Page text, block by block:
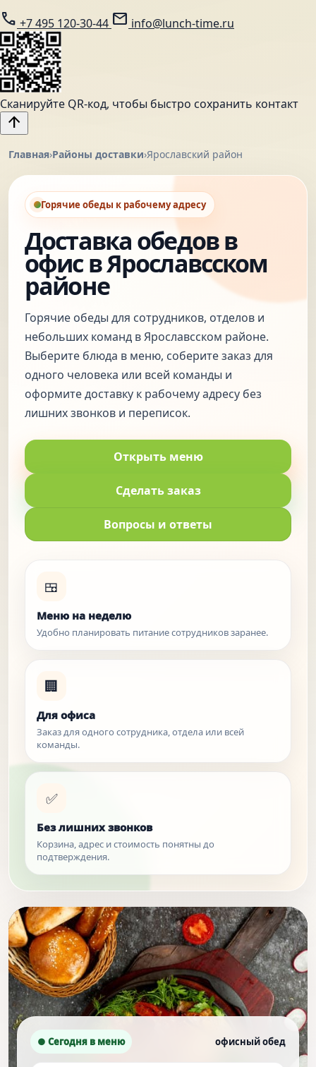
call +7 495 120-30-44 mail info@lunch-time.ru
Сканируйте QR-код, чтобы быстро сохранить контакт
arrow_upward
Главная›Районы доставки›Ярославский район
Горячие обеды к рабочему адресу
Доставка обедов в
офис в Ярославсском
районе
Горячие обеды для сотрудников, отделов и
небольших команд в Ярославсском районе.
Выберите блюда в меню, соберите заказ для
одного человека или всей команды и
оформите доставку к рабочему адресу без
лишних звонков и переписок.
Открыть меню
Сделать заказ
Вопросы и ответы
🍱
Меню на неделю
Удобно планировать питание сотрудников заранее.
🏢
Для офиса
Заказ для одного сотрудника, отдела или всей
команды.
✅
Без лишних звонков
Корзина, адрес и стоимость понятны до
подтверждения.
● Сегодня в меню офисный обед